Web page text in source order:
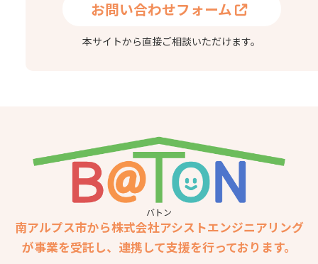
お問い合わせフォーム
本サイトから直接ご相談いただけます。
バトン
南アルプス市から株式会社アシストエンジニアリング
が事業を受託し、連携して支援を行っております。